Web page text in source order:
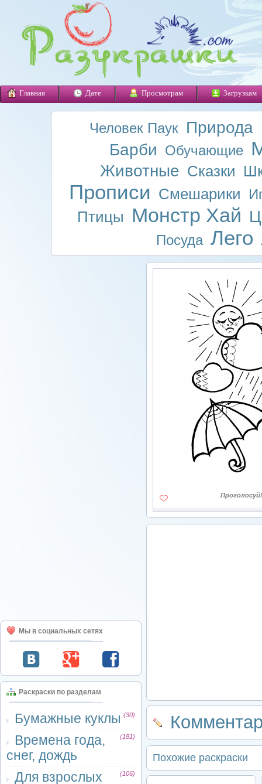
Главная Дате Просмотрам Загрузкам
Человек Паук Природа
Барби Обучающие
Животные Сказки
Прописи Смешарики
Птицы Монстр Хай
Посуда Лего
Мы в социальных сетях
Раскраски по разделам
Бумажные куклы (30)
Времена года,
снег, дождь
(181)
Для взрослых (106)
Проголосуй!
Похожие раскраски